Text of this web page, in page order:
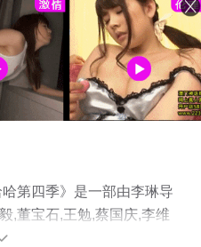
第四季》是一部由李琳导
,董宝石,王勉,蔡国庆,李维
综艺，大结局剧情已揭晓